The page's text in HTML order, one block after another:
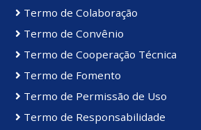
Termo de Colaboração
Termo de Convênio
Termo de Cooperação Técnica
Termo de Fomento
Termo de Permissão de Uso
Termo de Responsabilidade